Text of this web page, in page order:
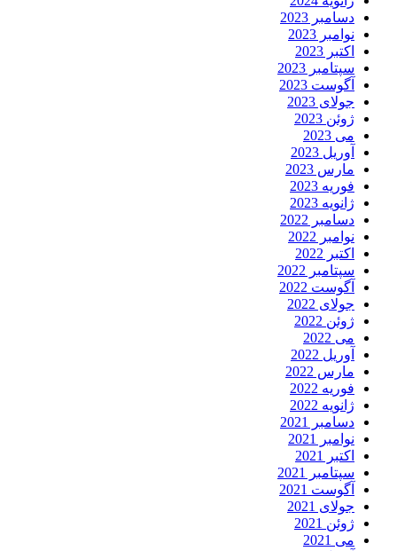
دسامبر 2023
نوامبر 2023
اکتبر 2023
سپتامبر 2023
آگوست 2023
جولای 2023
ژوئن 2023
می 2023
آوریل 2023
مارس 2023
فوریه 2023
ژانویه 2023
دسامبر 2022
نوامبر 2022
اکتبر 2022
سپتامبر 2022
آگوست 2022
جولای 2022
ژوئن 2022
می 2022
آوریل 2022
مارس 2022
فوریه 2022
ژانویه 2022
دسامبر 2021
نوامبر 2021
اکتبر 2021
سپتامبر 2021
آگوست 2021
جولای 2021
ژوئن 2021
می 2021